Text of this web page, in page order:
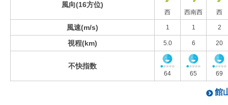
風向(16方位)
西 西南西 西
風速(m/s) 1 1 2
視程(km) 5.0 6 20
不快指数
64 65 69
館